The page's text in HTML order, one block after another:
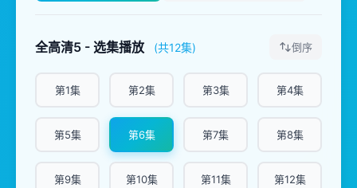
全高清5 - 选集播放 (共12集) 倒序
第1集 第2集 第3集 第4集
第5集 第6集 第7集 第8集
第9集 第10集 第11集 第12集